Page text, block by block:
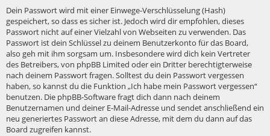
Dein Passwort wird mit einer Einwege-Verschlüsselung (Hash)
gespeichert, so dass es sicher ist. Jedoch wird dir empfohlen, dieses
Passwort nicht auf einer Vielzahl von Webseiten zu verwenden. Das
Passwort ist dein Schlüssel zu deinem Benutzerkonto für das Board,
also geh mit ihm sorgsam um. Insbesondere wird dich kein Vertreter
des Betreibers, von phpBB Limited oder ein Dritter berechtigterweise
nach deinem Passwort fragen. Solltest du dein Passwort vergessen
haben, so kannst du die Funktion „Ich habe mein Passwort vergessen“
benutzen. Die phpBB-Software fragt dich dann nach deinem
Benutzernamen und deiner E-Mail-Adresse und sendet anschließend ein
neu generiertes Passwort an diese Adresse, mit dem du dann auf das
Board zugreifen kannst.